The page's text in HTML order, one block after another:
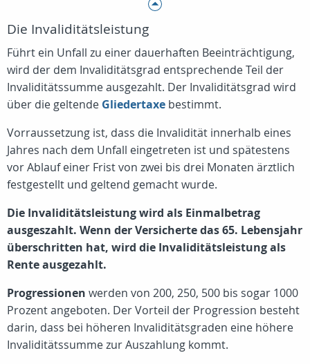
Die Invaliditätsleistung
Führt ein Unfall zu einer dauerhaften Beeinträchtigung,
wird der dem Invaliditätsgrad entsprechende Teil der
Invaliditätssumme ausgezahlt. Der Invaliditätsgrad wird
über die geltende Gliedertaxe bestimmt.
Vorraussetzung ist, dass die Invalidität innerhalb eines
Jahres nach dem Unfall eingetreten ist und spätestens
vor Ablauf einer Frist von zwei bis drei Monaten ärztlich
festgestellt und geltend gemacht wurde.
Die Invaliditätsleistung wird als Einmalbetrag
ausgeszahlt. Wenn der Versicherte das 65. Lebensjahr
überschritten hat, wird die Invaliditätsleistung als
Rente ausgezahlt.
Progressionen werden von 200, 250, 500 bis sogar 1000
Prozent angeboten. Der Vorteil der Progression besteht
darin, dass bei höheren Invaliditätsgraden eine höhere
Invaliditätssumme zur Auszahlung kommt.